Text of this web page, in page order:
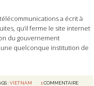
a écrit à
qu’il ferme le site internet
du gouvernement
une quelconque institution de
:VIETNAM 1 COMMENTAIRE